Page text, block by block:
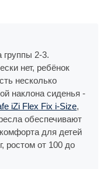
группы 2-3.
нет, ребёнок
несколько
наклона сиденья -
iZi Flex Fix i-Size,
обеспечивают
для детей
ростом от 100 до